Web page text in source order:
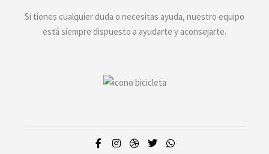
Si tienes cualquier duda o necesitas ayuda, nuestro equipo
está siempre dispuesto a ayudarte y aconsejarte.